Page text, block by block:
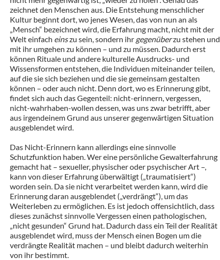
zeichnet den Menschen aus. Die Entstehung menschlicher
Kultur beginnt dort, wo jenes Wesen, das von nun an als
„Mensch“ bezeichnet wird, die Erfahrung macht, nicht mit der
Welt einfach einszu sein, sondern ihr gegenüberzu stehen und
mit ihr umgehen zu können – und zu müssen. Dadurch erst
können Rituale und andere kulturelle Ausdrucks- und
Wissensformen entstehen, die Individuen miteinander teilen,
auf die sie sich beziehen und die sie gemeinsam gestalten
können – oder auch nicht. Denn dort, wo es Erinnerung gibt,
findet sich auch das Gegenteil: nicht-erinnern, vergessen,
nicht-wahrhaben-wollen dessen, was uns zwar betrifft, aber
aus irgendeinem Grund aus unserer gegenwärtigen Situation
ausgeblendet wird.
Das Nicht-Erinnern kann allerdings eine sinnvolle
Schutzfunktion haben. Wer eine persönliche Gewalterfahrung
gemacht hat – sexueller, physischer oder psychischer Art –,
kann von dieser Erfahrung überwältigt („traumatisiert“)
worden sein. Da sie nicht verarbeitet werden kann, wird die
Erinnerung daran ausgeblendet („verdrängt“), um das
Weiterleben zu ermöglichen. Es ist jedoch offensichtlich, dass
dieses zunächst sinnvolle Vergessen einen pathologischen,
„nicht gesunden“ Grund hat. Dadurch dass ein Teil der Realität
ausgeblendet wird, muss der Mensch einen Bogen um die
verdrängte Realität machen – und bleibt dadurch weiterhin
von ihr bestimmt.